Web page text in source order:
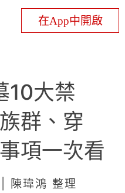
在App中開啟
10大禁
群、穿
項一次看
陳瑋鴻 整理